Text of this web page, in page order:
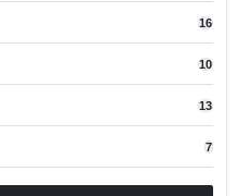
16
10
13
7